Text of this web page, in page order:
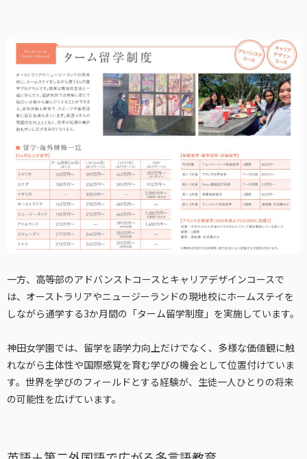
一方、高等部のアドバンストコースとキャリアデザインコースで
は、オーストラリアやニュージーランドの現地校にホームステイを
しながら通学する3か月間の「ターム留学制度」を実施しています。
神田女学園では、留学を語学力向上だけでなく、多様な価値観に触
れながら主体性や国際感覚を育む学びの機会として位置付けていま
す。世界を学びのフィールドとする経験が、生徒一人ひとりの将来
の可能性を広げています。